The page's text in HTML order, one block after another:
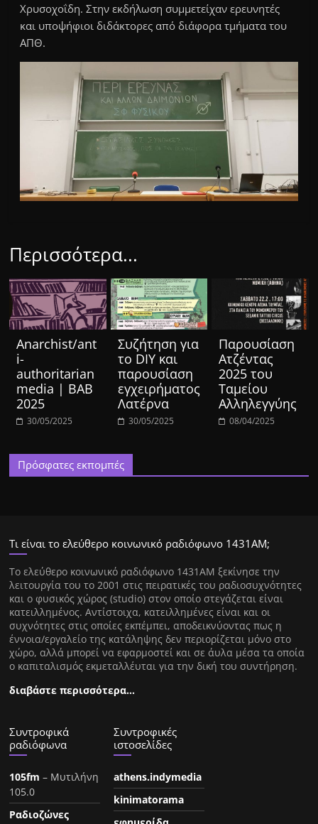
Χρυσοχοΐδη. Στην εκδήλωση συμμετείχαν ερευνητές
και υποψήφιοι διδάκτορες από διάφορα τμήματα του
ΑΠΘ.
Περισσότερα...
Anarchist/ant
i-
authoritarian
media | BAB
2025
30/05/2025
Συζήτηση για
το DIY και
παρουσίαση
εγχειρήματος
Λατέρνα
30/05/2025
Παρουσίαση
Ατζέντας
2025 του
Ταμείου
Αλληλεγγύης
08/04/2025
Πρόσφατες εκπομπές
Τι είναι το ελεύθερο κοινωνικό ραδιόφωνο 1431ΑΜ;
Tο ελεύθερο κοινωνικό ραδιόφωνο 1431AM ξεκίνησε την
λειτουργία του το 2001 στις πειρατικές του ραδιοσυχνότητες
και ο φυσικός χώρος (studio) στον οποίο στεγάζεται είναι
κατειλλημένος. Αντίστοιχα, κατειλλημένες είναι και οι
συχνότητες στις οποίες εκπέμπει, αποδεικνύοντας πως η
έννοια/εργαλείο της κατάληψης δεν περιορίζεται μόνο στο
χώρο, αλλά μπορεί να εφαρμοστεί και σε άυλα μέσα τα οποία
ο καπιταλισμός εκμεταλλέυται για την δική του συντήρηση.
διαβάστε περισσότερα…
Συντροφικά
ραδιόφωνα
105fm – Μυτιλήνη
105.0
Ραδιοζώνες
Συντροφικές
ιστοσελίδες
athens.indymedia
kinimatorama